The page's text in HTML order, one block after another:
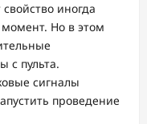
иногда
Но в этом
с пульта.
сигналы
проведение